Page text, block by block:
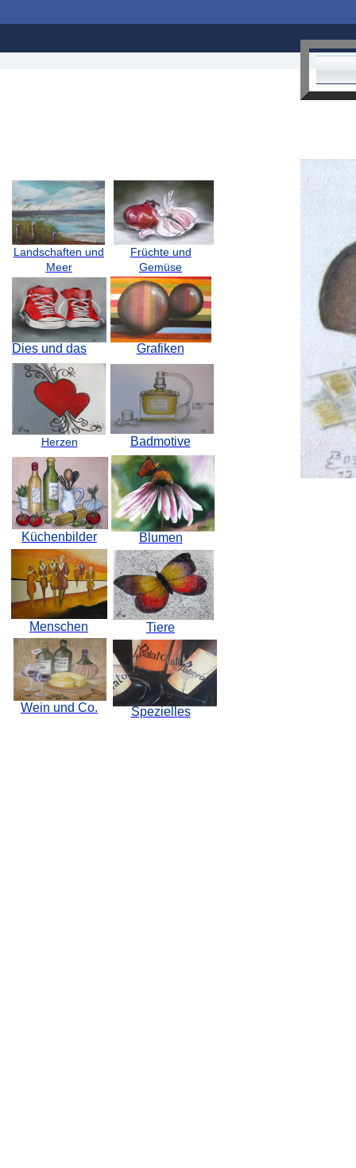
Landschaften und
Meer
Blumen
Dies und das Grafiken
Herzen Badmotive
Küchenbilder
Früchte und
Gemüse
Menschen Tiere
Spezielles
Wein und Co.